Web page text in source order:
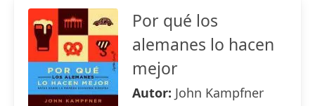
Por qué los
alemanes lo hacen
mejor
Autor: John Kampfner